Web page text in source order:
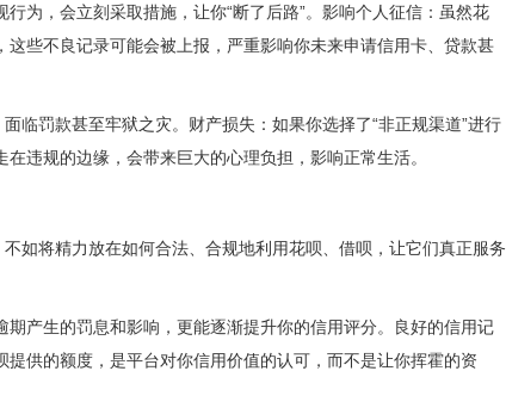
为，会立刻采取措施，让你“断了后路”。影响个人征信：虽然花
些不良记录可能会被上报，严重影响你未来申请信用卡、贷款甚
临罚款甚至牢狱之灾。财产损失：如果你选择了“非正规渠道”进行
违规的边缘，会带来巨大的心理负担，影响正常生活。
如将精力放在如何合法、合规地利用花呗、借呗，让它们真正服务
产生的罚息和影响，更能逐渐提升你的信用评分。良好的信用记
供的额度，是平台对你信用价值的认可，而不是让你挥霍的资